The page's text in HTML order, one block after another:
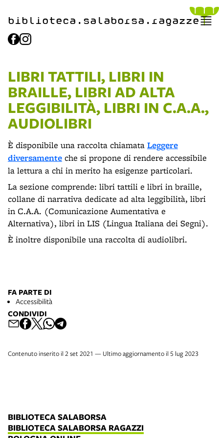
biblioteca.​salaborsa.ragazze
LIBRI TATTILI, LIBRI IN
BRAILLE, LIBRI AD ALTA
LEGGIBILITÀ, LIBRI IN C.A.A.,
AUDIOLIBRI
È disponibile una raccolta chiamata Leggere
diversamente che si propone di rendere accessibile
la lettura a chi in merito ha esigenze particolari.
La sezione comprende: libri tattili e libri in braille,
collane di narrativa dedicate ad alta leggibilità, libri
in C.A.A. (Comunicazione Aumentativa e
Alternativa), libri in LIS (Lingua Italiana dei Segni).
È inoltre disponibile una raccolta di audiolibri.
FA PARTE DI
Accessibilità
CONDIVIDI
Contenuto inserito il 2 set 2021 — Ultimo aggiornamento il 5 lug 2023
BIBLIOTECA SALABORSA
BIBLIOTECA SALABORSA RAGAZZI